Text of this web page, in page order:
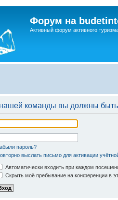
Форум на
Активный форум активного
команды вы должны
пароль?
выслать письмо для активации
Автоматически входить при каждом
Скрыть моё пребывание на конференции в